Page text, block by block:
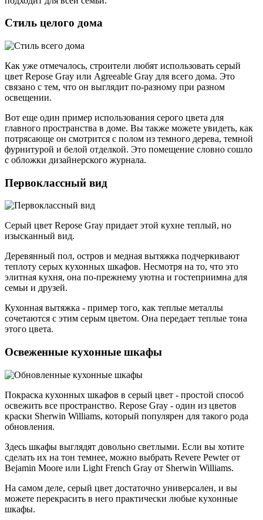
Стиль целого дома
Как уже отмечалось, строители любят использовать серый
цвет Repose Gray или Agreeable Gray для всего дома. Это
связано с тем, что он выглядит по-разному при разном
освещении.
Вот еще один пример использования серого цвета для
главного пространства в доме. Вы также можете увидеть, как
потрясающе он смотрится с полом из темного дерева, темной
фурнитурой и белой отделкой. Это помещение словно сошло
с обложки дизайнерского журнала.
Первоклассный вид
Серый цвет Repose Gray придает этой кухне теплый, но
изысканный вид.
Деревянный пол, остров и медная вытяжка подчеркивают
теплоту серых кухонных шкафов. Несмотря на то, что это
элитная кухня, она по-прежнему уютна и гостеприимна для
семьи и друзей.
Кухонная вытяжка - пример того, как теплые металлы
сочетаются с этим серым цветом. Она передает теплые тона
этого цвета.
Освеженные кухонные шкафы
Покраска кухонных шкафов в серый цвет - простой способ
освежить все пространство. Repose Gray - один из цветов
краски Sherwin Williams, который популярен для такого рода
обновления.
Здесь шкафы выглядят довольно светлыми. Если вы хотите
сделать их на тон темнее, можно выбрать Revere Pewter от
Bejamin Moore или Light French Gray от Sherwin Williams.
На самом деле, серый цвет достаточно универсален, и вы
можете перекрасить в него практически любые кухонные
шкафы.